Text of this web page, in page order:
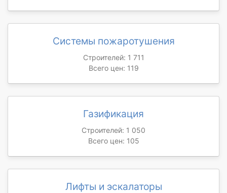
Системы пожаротушения
Строителей: 1 711
Всего цен: 119
Газификация
Строителей: 1 050
Всего цен: 105
Лифты и эскалаторы